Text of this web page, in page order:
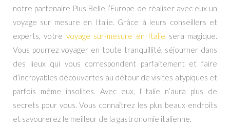
notre partenaire Plus Belle l’Europe de réaliser avec eux un
voyage sur mesure en Italie. Grâce à leurs conseillers et
experts, votre voyage sur-mesure en Italie sera magique.
Vous pourrez voyager en toute tranquillité, séjourner dans
des lieux qui vous correspondent parfaitement et faire
d’incroyables découvertes au détour de visites atypiques et
parfois même insolites. Avec eux, l’Italie n’aura plus de
secrets pour vous. Vous connaîtrez les plus beaux endroits
et savourerez le meilleur de la gastronomie italienne.